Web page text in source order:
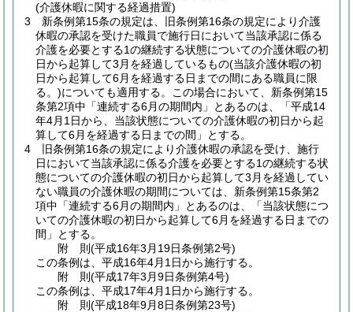
(介護休暇に関する経過措置)
3
新条例第15条の規定は、旧条例第16条の規定により介護
休暇の承認を受けた職員で施行日において当該承認に係る
介護を必要とする1の継続する状態についての介護休暇の初
日から起算して3月を経過しているもの(当該介護休暇の初
日から起算して6月を経過する日までの間にある職員に限
る。)についても適用する。
この場合において、新条例第15
条第2項中「連続する6月の期間内」とあるのは、「平成14
年4月1日から、当該状態についての介護休暇の初日から起
算して6月を経過する日までの間」とする。
4
旧条例第16条の規定により介護休暇の承認を受け、施行
日において当該承認に係る介護を必要とする1の継続する状
態についての介護休暇の初日から起算して3月を経過してい
ない職員の介護休暇の期間については、新条例第15条第2
項中「連続する6月の期間内」とあるのは、「当該状態につ
いての介護休暇の初日から起算して6月を経過する日までの
間」とする。
附 則(平成16年3月19日条例第2号)
この条例は、平成16年4月1日から施行する。
附 則(平成17年3月9日条例第4号)
この条例は、平成17年4月1日から施行する。
附 則(平成18年9月8日条例第23号)